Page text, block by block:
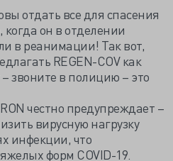
отдать все для спасения
когда он в отделении
в реанимации! Так вот,
REGEN-COV как
звоните в полицию – это
честно предупреждает –
вирусную нагрузку
инфекции, что
форм COVID-19.